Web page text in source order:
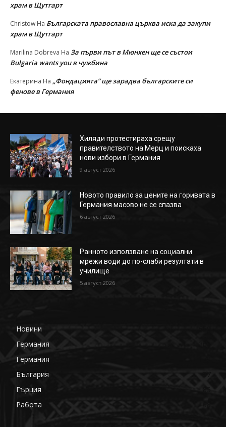
храм в Щутгарт
Christow На Българската православна църква иска да закупи
храм в Щутгарт
Marilina Dobreva На За първи път в Мюнхен ще се състои
Bulgaria wants you в чужбина
Екатерина На „Фондацията“ ще зарадва българските си
фенове в Германия
Хиляди протестираха срещу
правителството на Мерц и поискаха
нови избори в Германия
9 август 2026
Новото правило за цените на горивата в
Германия масово не се спазва
6 август 2026
Ранното използване на социални
мрежи води до по-слаби резултати в
училище
5 август 2026
Новини
Германия
Германия
България
Гърция
Работа